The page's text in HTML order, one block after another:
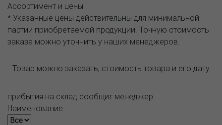
Ассортимент и цены
* Указанные цены действительны для минимальной
партии приобретаемой продукции. Точную стоимость
заказа можно уточнить у наших менеджеров.
Товар можно заказать, стоимость товара и его дату
прибытия на склад сообщит менеджер.
Наименование